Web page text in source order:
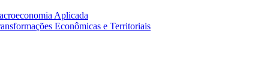
Aplicada
Econômicas e Territoriais